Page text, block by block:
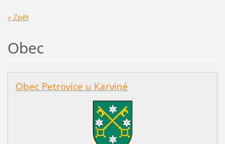
« Zpět
Obec
Obec Petrovice u Karviné